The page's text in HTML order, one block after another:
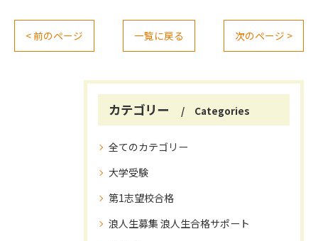
< 前のページ 一覧に戻る 次のページ >
カテゴリー Categories
全てのカテゴリー
大学受験
第1志望校合格
浪人生募集 浪人生合格サポート